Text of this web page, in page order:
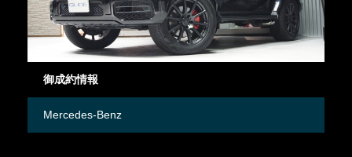
御成約情報
Mercedes-Benz